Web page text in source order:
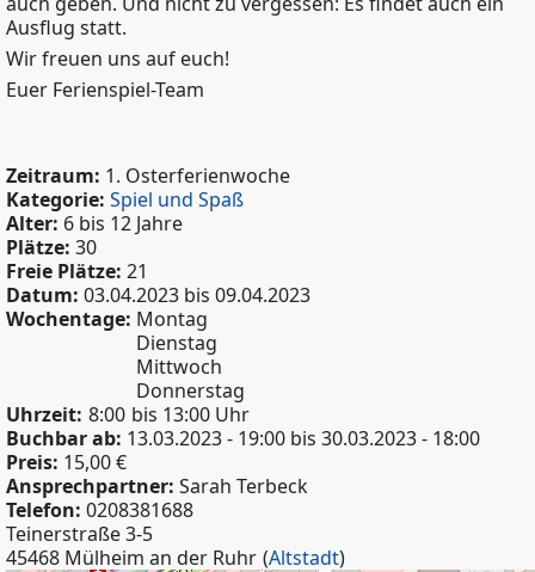
Ausflug statt.
Wir freuen uns auf euch!
Euer Ferienspiel-Team
Zeitraum: 1. Osterferienwoche
Kategorie: Spiel und Spaß
Alter: 6 bis 12 Jahre
Plätze: 30
Freie Plätze: 21
Datum: 03.04.2023 bis 09.04.2023
Wochentage: Montag
Dienstag
Mittwoch
Donnerstag
Uhrzeit: 8:00 bis 13:00 Uhr
Buchbar ab: 13.03.2023 - 19:00 bis 30.03.2023 - 18:00
Preis: 15,00 €
Ansprechpartner: Sarah Terbeck
Telefon: 0208381688
Teinerstraße 3-5
45468 Mülheim an der Ruhr (Altstadt)